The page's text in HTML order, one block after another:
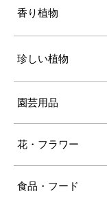
香り植物
珍しい植物
園芸用品
花・フラワー
食品・フード